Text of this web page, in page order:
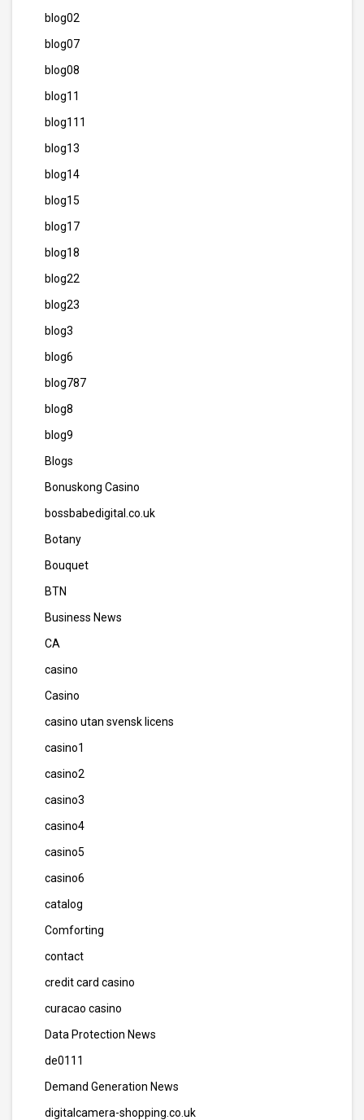
blog02
blog07
blog08
blog11
blog111
blog13
blog14
blog15
blog17
blog18
blog22
blog23
blog3
blog6
blog787
blog8
blog9
Blogs
Bonuskong Casino
bossbabedigital.co.uk
Botany
Bouquet
BTN
Business News
CA
casino
Casino
casino utan svensk licens
casino1
casino2
casino3
casino4
casino5
casino6
catalog
Comforting
contact
credit card casino
curacao casino
Data Protection News
de0111
Demand Generation News
digitalcamera-shopping.co.uk